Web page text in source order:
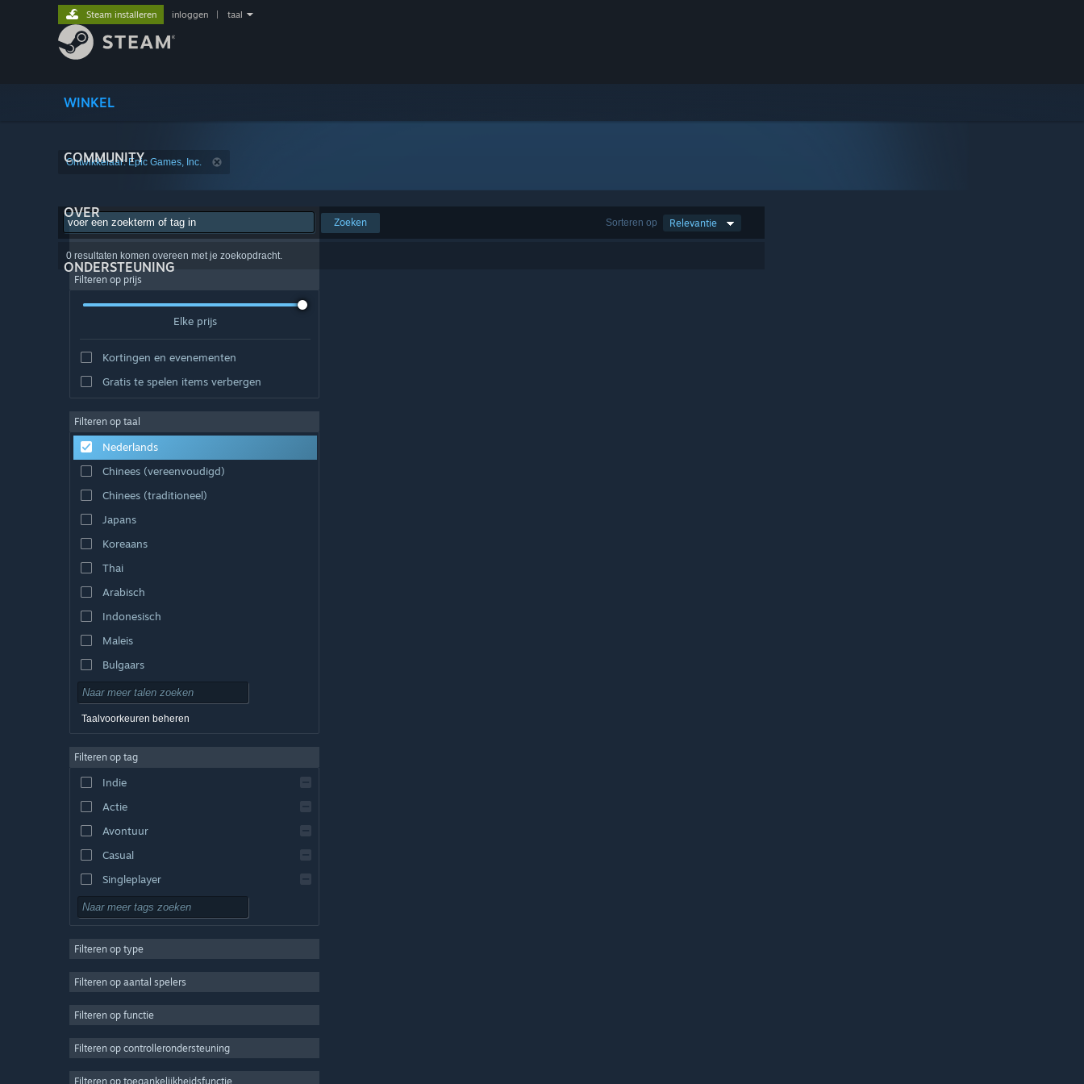
WINKEL
COMMUNITY
OVER
ONDERSTEUNING
Steam installeren inloggen taal
Ontwikkelaar: Epic Games, Inc.
Sorteren op Relevantie
Zoeken
0 resultaten komen overeen met je zoekopdracht.
Filteren op prijs
Elke prijs
Kortingen en evenementen
Gratis te spelen items verbergen
Filteren op taal
Nederlands
Chinees (vereenvoudigd)
Chinees (traditioneel)
Japans
Koreaans
Thai
Arabisch
Indonesisch
Maleis
Bulgaars
Tsjechisch
Deens
Engels
Spaans - Spanje
Spaans - Latijns-Amerika
Taalvoorkeuren beheren
Filteren op tag
Indie
Actie
Avontuur
Casual
Singleplayer
Sim
Strategie
3D
Gratis te spelen
Filteren op type
Filteren op aantal spelers
Filteren op functie
Filteren op controllerondersteuning
Filteren op toegankelijkheidsfunctie